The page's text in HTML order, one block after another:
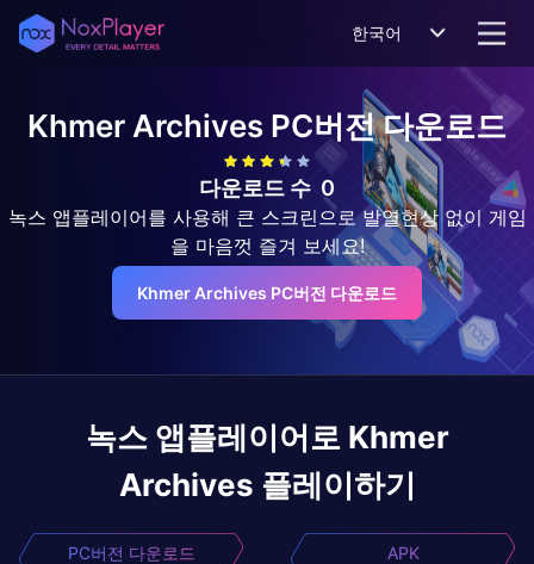
한국어
Khmer Archives PC버전 다운로드
다운로드 수 0
녹스 앱플레이어를 사용해 큰 스크린으로 발열현상 없이 게임
을 마음껏 즐겨 보세요!
Khmer Archives PC버전 다운로드
녹스 앱플레이어로 Khmer
Archives 플레이하기
PC버전 다운로드 APK